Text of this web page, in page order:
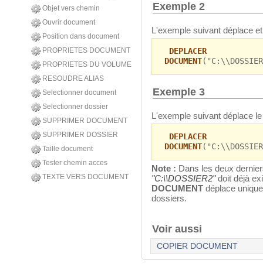
Objet vers chemin
Ouvrir document
Position dans document
PROPRIETES DOCUMENT
PROPRIETES DU VOLUME
RESOUDRE ALIAS
Selectionner document
Selectionner dossier
SUPPRIMER DOCUMENT
SUPPRIMER DOSSIER
Taille document
Tester chemin acces
TEXTE VERS DOCUMENT
Exemple 2
L'exemple suivant déplace
DEPLACER
DOCUMENT
Exemple 3
L'exemple suivant déplace
DEPLACER
DOCUMENT
Note : Dans les deux
"C:\\DOSSIER2"doit déjà
DOCUMENT déplace
dossiers.
Voir aussi
COPIER DOCUMENT